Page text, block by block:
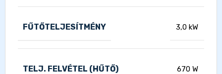
FŰTŐTELJESÍTMÉNY 3,0 kW
TELJ. FELVÉTEL (HŰTŐ) 670 W